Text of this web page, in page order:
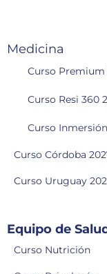
Medicina
Curso Premium
Curso Resi 360
Curso
Curso Córdoba
Curso Uruguay
Equipo de
Curso Nutrición